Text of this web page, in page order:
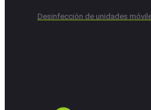
Desinfección de unidades